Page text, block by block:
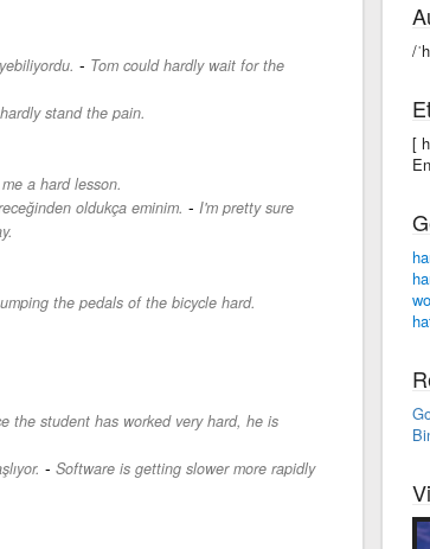
- Tom could hardly wait for the
stand the pain.
a hard lesson.
oldukça eminim. - I'm pretty sure
the pedals of the bicycle hard.
the student has worked very hard, he is
- Software is getting slower more rapidly
/
[